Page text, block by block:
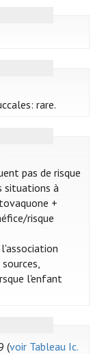
rare.
pas de risque
situations à
+
risque
l'association
l'enfant
(voir Tableau Ic.